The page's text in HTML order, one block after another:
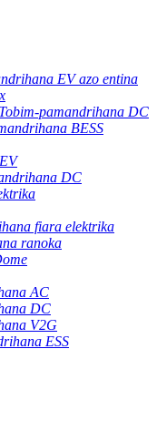
EV azo entina
Tobim-pamandrihana DC
BESS
DC
fiara elektrika
ranoka
AC
DC
V2G
ESS